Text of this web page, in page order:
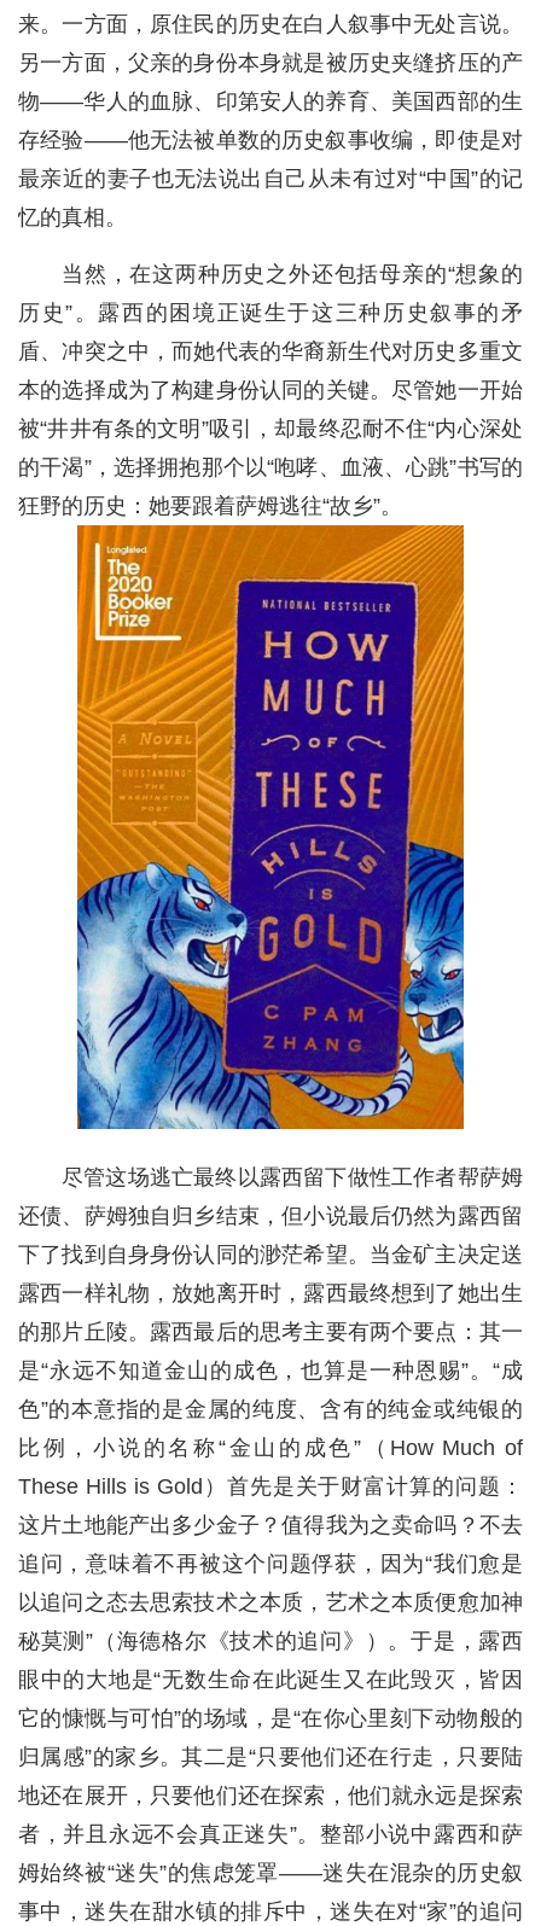
来。一方面，原住民的历史在白人叙事中无处言说。
另一方面，父亲的身份本身就是被历史夹缝挤压的产
物——华人的血脉、印第安人的养育、美国西部的生
存经验——他无法被单数的历史叙事收编，即使是对
最亲近的妻子也无法说出自己从未有过对“中国”的记
忆的真相。
当然，在这两种历史之外还包括母亲的“想象的
历史”。露西的困境正诞生于这三种历史叙事的矛
盾、冲突之中，而她代表的华裔新生代对历史多重文
本的选择成为了构建身份认同的关键。尽管她一开始
被“井井有条的文明”吸引，却最终忍耐不住“内心深处
的干渴”，选择拥抱那个以“咆哮、血液、心跳”书写的
狂野的历史：她要跟着萨姆逃往“故乡”。
尽管这场逃亡最终以露西留下做性工作者帮萨姆
还债、萨姆独自归乡结束，但小说最后仍然为露西留
下了找到自身身份认同的渺茫希望。当金矿主决定送
露西一样礼物，放她离开时，露西最终想到了她出生
的那片丘陵。露西最后的思考主要有两个要点：其一
是“永远不知道金山的成色，也算是一种恩赐”。“成
色”的本意指的是金属的纯度、含有的纯金或纯银的
比例，小说的名称“金山的成色”（ How Much of
These Hills is Gold ）首先是关于财富计算的问题：
这片土地能产出多少金子？值得我为之卖命吗？不去
追问，意味着不再被这个问题俘获，因为“我们愈是
以追问之态去思索技术之本质，艺术之本质便愈加神
秘莫测”（海德格尔《技术的追问》）。于是，露西
眼中的大地是“无数生命在此诞生又在此毁灭，皆因
它的慷慨与可怕”的场域，是“在你心里刻下动物般的
归属感”的家乡。其二是“只要他们还在行走，只要陆
地还在展开，只要他们还在探索，他们就永远是探索
者，并且永远不会真正迷失”。整部小说中露西和萨
姆始终被“迷失”的焦虑笼罩——迷失在混杂的历史叙
事中，迷失在甜水镇的排斥中，迷失在对“家”的追问